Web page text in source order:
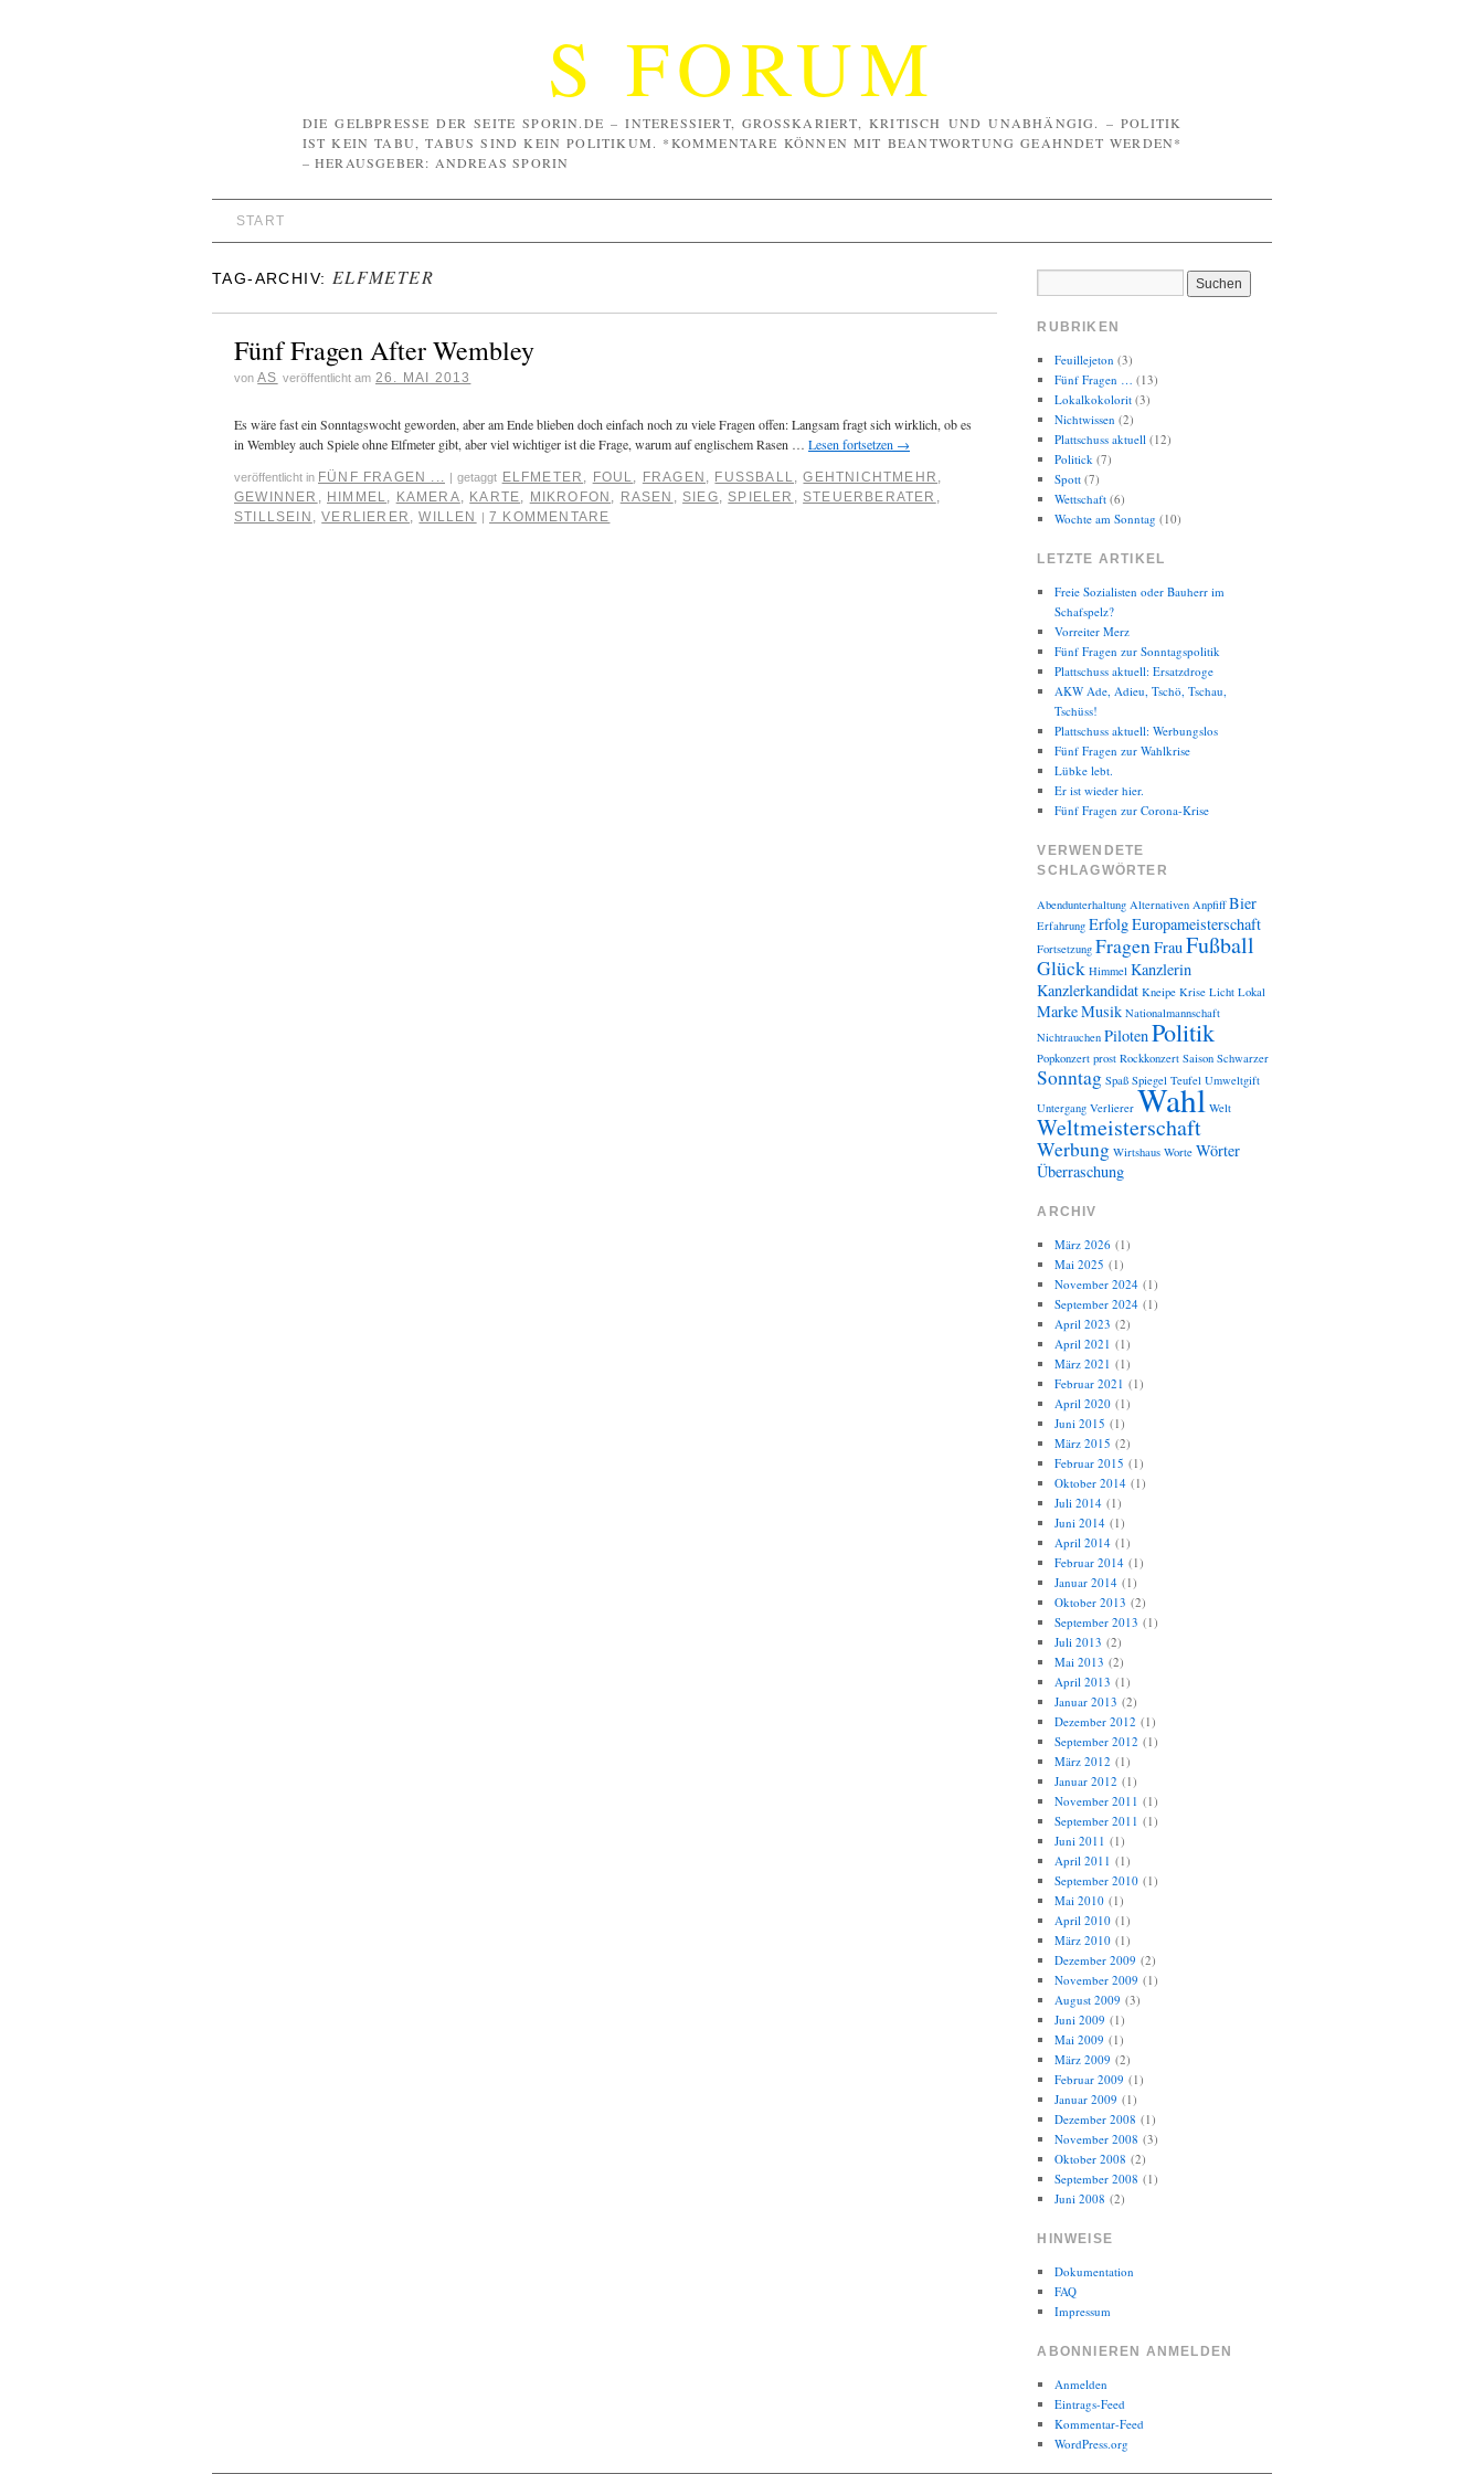
S FORUM
DIE GELBPRESSE DER SEITE SPORIN.DE – INTERESSIERT, GROSSKARIERT, KRITISCH UND UNABHÄNGIG. – POLITIK I
ST KEIN TABU, TABUS SIND KEIN POLITIKUM. *KOMMENTARE KÖNNEN MIT BEANTWORTUNG GEAHNDET WERDEN* –
HERAUSGEBER: ANDREAS SPORIN
START
TAG-ARCHIV: ELFMETER
Fünf Fragen After Wembley
von AS veröffentlicht am 26. MAI 2013
Es wäre fast ein Sonntagswocht geworden, aber am Ende blieben doch einfach noch zu viele Fragen offen: Langsam fragt sich wirklich, ob es
in Wembley auch Spiele ohne Elfmeter gibt, aber viel wichtiger ist die Frage, warum auf englischem Rasen … Lesen fortsetzen →
veröffentlicht in FÜNF FRAGEN ... | getaggt ELFMETER , FOUL, FRAGEN , FUSSBALL ,GEHTNICHTMEHR ,
GEWINNER , HIMMEL, KAMERA, KARTE, MIKROFON , RASEN , SIEG, SPIELER , STEUERBERATER ,
STILLSEIN ,VERLIERER ,WILLEN | 7 KOMMENTARE
RUBRIKEN
Feuillejeton (3)
Fünf Fragen … (13)
Lokalkokolorit(3)
Nichtwissen (2)
Plattschuss aktuell(12)
Politick(7)
Spott(7)
Wettschaft(6)
Wochte am Sonntag (10)
LETZTE ARTIKEL
Freie Sozialisten oder Bauherr im
Schafspelz?
Vorreiter Merz
Fünf Fragen zur Sonntagspolitik
Plattschuss aktuell: Ersatzdroge
AKW Ade, Adieu, Tschö, Tschau,
Tschüss!
Plattschuss aktuell: Werbungslos
Fünf Fragen zur Wahlkrise
Lübke lebt.
Er ist wieder hier.
Fünf Fragen zur Corona-Krise
VERWENDETE
SCHLAGWÖRTER
Abendunterhaltung Alternativen Anpfiff Bier
Erfahrung ErfolgEuropameisterschaft
Fortsetzung FragenFrauFußball
Glück Himmel Kanzlerin
Kanzlerkandidat Kneipe Krise Licht Lokal
MarkeMusik Nationalmannschaft
Nichtrauchen PilotenPolitik
Popkonzert prost Rockkonzert Saison Schwarzer
Sonntag Spaß Spiegel Teufel Umweltgift
Untergang Verlierer Wahl Welt
Weltmeisterschaft
Werbung Wirtshaus Worte Wörter
Überraschung
ARCHIV
März 2026(1)
Mai 2025 (1)
November 2024(1)
September 2024(1)
April 2023 (2)
April 2021 (1)
März 2021 (1)
Februar 2021 (1)
April 2020(1)
Juni 2015 (1)
März 2015 (2)
Februar 2015 (1)
Oktober 2014(1)
Juli 2014(1)
Juni 2014(1)
April 2014(1)
Februar 2014(1)
Januar 2014(1)
Oktober 2013 (2)
September 2013 (1)
Juli 2013 (2)
Mai 2013 (2)
April 2013 (1)
Januar 2013 (2)
Dezember 2012 (1)
September 2012 (1)
März 2012 (1)
Januar 2012 (1)
November 2011 (1)
September 2011 (1)
Juni 2011 (1)
April 2011 (1)
September 2010(1)
Mai 2010(1)
April 2010(1)
März 2010(1)
Dezember 2009 (2)
November 2009 (1)
August 2009 (3)
Juni 2009 (1)
Mai 2009 (1)
März 2009 (2)
Februar 2009 (1)
Januar 2009 (1)
Dezember 2008 (1)
November 2008 (3)
Oktober 2008 (2)
September 2008 (1)
Juni 2008 (2)
HINWEISE
Dokumentation
FAQ
Impressum
ABONNIEREN ANMELDEN
Anmelden
Eintrags-Feed
Kommentar-Feed
WordPress.org